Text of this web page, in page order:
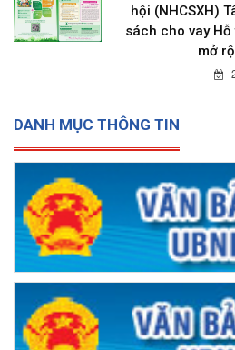
hội (NHCSXH)
sách cho vay
mở
DANH MỤC THÔNG TIN